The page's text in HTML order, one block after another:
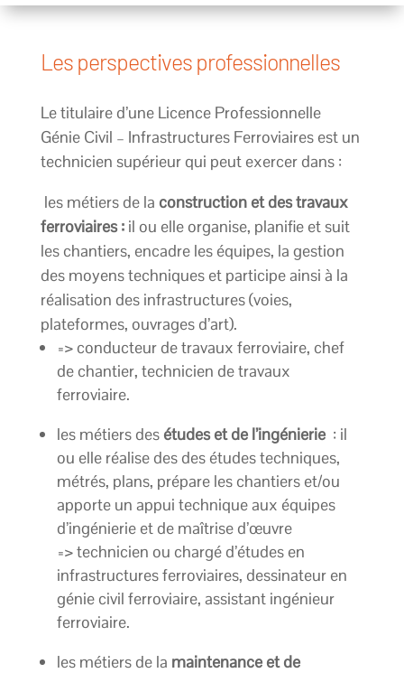
Les perspectives professionnelles
Le titulaire d’une Licence Professionnelle
Génie Civil – Infrastructures Ferroviaires est un
technicien supérieur qui peut exercer dans :
les métiers de la construction et des travaux
ferroviaires : il ou elle organise, planifie et suit
les chantiers, encadre les équipes, la gestion
des moyens techniques et participe ainsi à la
réalisation des infrastructures (voies,
plateformes, ouvrages d’art).
=> conducteur de travaux ferroviaire, chef
de chantier, technicien de travaux
ferroviaire.
les métiers des études et de l’ingénierie: il
ou elle réalise des des études techniques,
métrés, plans, prépare les chantiers et/ou
apporte un appui technique aux équipes
d’ingénierie et de maîtrise d’œuvre
=> technicien ou chargé d’études en
infrastructures ferroviaires, dessinateur en
génie civil ferroviaire, assistant ingénieur
ferroviaire.
les métiers de la maintenance et de